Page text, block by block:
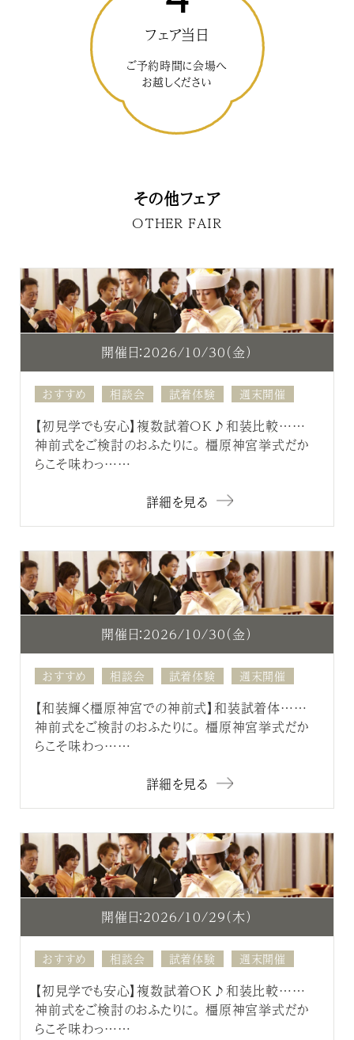
フェア当日
ご予約時間に会場へ
お越しください
その他フェア
OTHER FAIR
開催日：2026/10/30（金）
おすすめ 相談会 試着体験 週末開催
【初見学でも安心】複数試着OK♪和装比較……
神前式をご検討のおふたりに。 橿原神宮挙式だか
らこそ味わっ……
詳細を見る
開催日：2026/10/30（金）
おすすめ 相談会 試着体験 週末開催
【和装輝く橿原神宮での神前式】和装試着体……
神前式をご検討のおふたりに。 橿原神宮挙式だか
らこそ味わっ……
詳細を見る
開催日：2026/10/29（木）
おすすめ 相談会 試着体験 週末開催
【初見学でも安心】複数試着OK♪和装比較……
神前式をご検討のおふたりに。 橿原神宮挙式だか
らこそ味わっ……